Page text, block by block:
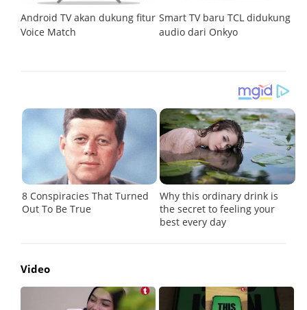
Android TV akan dukung fitur
Voice Match
Smart TV baru TCL didukung
audio dari Onkyo
Video